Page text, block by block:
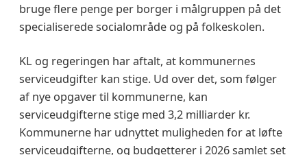
bruge flere penge per borger i målgruppen på det
specialiserede socialområde og på folkeskolen.
KL og regeringen har aftalt, at kommunernes
serviceudgifter kan stige. Ud over det, som følger
af nye opgaver til kommunerne, kan
serviceudgifterne stige med 3,2 milliarder kr.
Kommunerne har udnyttet muligheden for at løfte
serviceudgifterne, og budgetterer i 2026 samlet set